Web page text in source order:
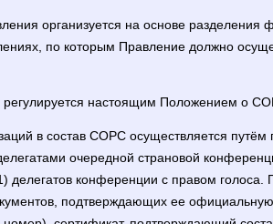
организуется на основе
по которым Правление должно
регулируется настоящим Положением о
в состав СОРС осуществляется
очередной страновой
делегатов конференции с правом
подтверждающих ее